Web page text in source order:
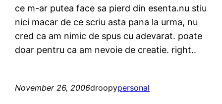
ce m-ar putea face sa pierd din esenta.nu stiu
nici macar de ce scriu asta pana la urma, nu
cred ca am nimic de spus cu adevarat. poate
doar pentru ca am nevoie de creatie. right..
November 26, 2006droopypersonal